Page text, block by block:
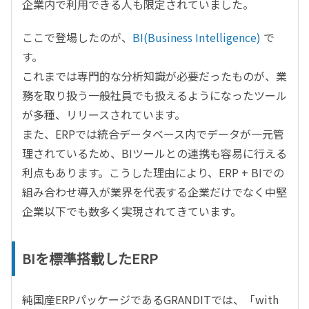
企業内で利用できる人も限定されていました。
ここで登場したのが、 BI(Business Intelligence) で
す。
これまでは専門的な分析知識が必要だったものが、業
務を取り扱う一般社員でも扱えるようになったツール
が多種、リリースされています。
また、ERPでは統合データベース内でデータが一元管
理されているため、BIツールとの連携も容易に行える
利点もあります。こうした理由により、ERP + BIでの
組み合わせ導入が業界を代表する企業だけでなく中堅
企業以下でも数多く実現されてきています。
BIを標準搭載したERP
純国産ERPパッケージであるGRANDITでは、「with